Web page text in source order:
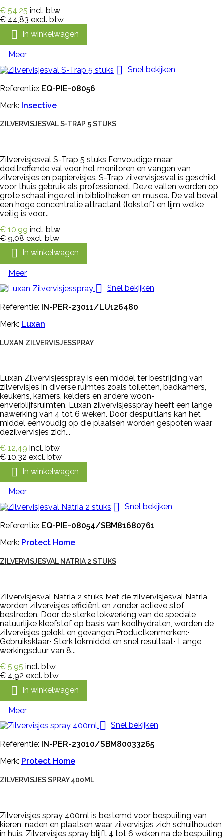
€ 54,25 incl. btw
€ 44,83 excl. btw
 In winkelwagen
Meer
 Snel bekijken
Referentie: EQ-PIE-08056
Merk: Insective
ZILVERVISJESVAL S-TRAP 5 STUKS
Zilvervisjesval S-Trap 5 stuks Eenvoudige maar
doeltreffende val voor het monitoren en vangen van
zilvervisjes en papiervisjes. S-Trap zilvervisjesval is geschikt
voor thuis gebruik als professioneel. Deze vallen worden op
grote schaal ingezet in bibliotheken en musea. De val bevat
een hoge concentratie attractant (lokstof) en lijm welke
veilig is voor...
€ 10,99 incl. btw
€ 9,08 excl. btw
 In winkelwagen
Meer
 Snel bekijken
Referentie: IN-PER-23011/LU126480
Merk: Luxan
LUXAN ZILVERVISJESSPRAY
Luxan Zilvervisjesspray is een middel ter bestrijding van
zilvervisjes in diverse ruimtes zoals toiletten, badkamers,
keukens, kamers, kelders en andere woon-
enverblijfsruimten. Luxan zilvervisjesspray heeft een lange
nawerking van 4 tot 6 weken. Door despuitlans kan het
middel eenvoudig op die plaatsen worden gespoten waar
dezilvervisjes zich...
€ 12,49 incl. btw
€ 10,32 excl. btw
 In winkelwagen
Meer
 Snel bekijken
Referentie: EQ-PIE-08054/SBM81680761
Merk: Protect Home
ZILVERVISJESVAL NATRIA 2 STUKS
Zilvervisjesval Natria 2 stuks Met de zilvervisjesval Natria
worden zilvervisjes efficiënt en zonder actieve stof
bestreden. Door de sterke lokwerking van de speciale
natuurlijke kleefstof op basis van koolhydraten, worden de
zilvervisjes gelokt en gevangen.Productkenmerken:•
Gebruiksklaar• Sterk lokmiddel en snel resultaat• Lange
werkingsduur van 8...
€ 5,95 incl. btw
€ 4,92 excl. btw
 In winkelwagen
Meer
 Snel bekijken
Referentie: IN-PER-23010/SBM80033265
Merk: Protect Home
ZILVERVISJES SPRAY 400ML
Zilvervisjes spray 400ml is bestemd voor bespuiting van
kieren, naden en plaatsen waar zilvervisjes zich schuilhouden
in huis. Zilvervisjes spray blijft 4 tot 6 weken na de bespuiting